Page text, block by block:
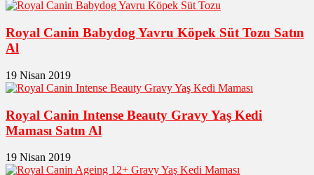
Royal Canin Babydog Yavru Köpek Süt Tozu Satın
Al
19 Nisan 2019
Royal Canin Intense Beauty Gravy Yaş Kedi
Maması Satın Al
19 Nisan 2019